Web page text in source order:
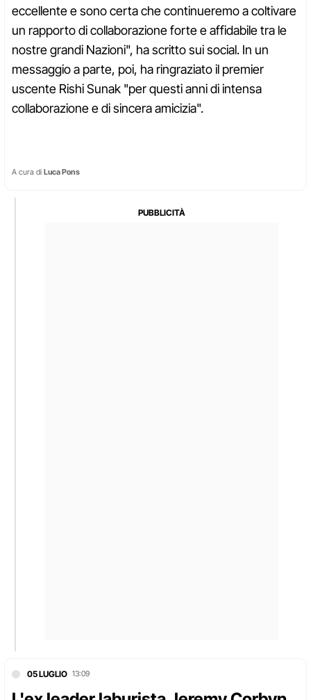
eccellente e sono certa che continueremo a coltivare
un rapporto di collaborazione forte e affidabile tra le
nostre grandi Nazioni", ha scritto sui social. In un
messaggio a parte, poi, ha ringraziato il premier
uscente Rishi Sunak "per questi anni di intensa
collaborazione e di sincera amicizia".
A cura di Luca Pons
05 LUGLIO 13:09